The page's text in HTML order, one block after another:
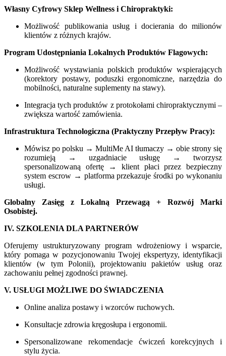
Własny Cyfrowy Sklep Wellness i Chiropraktyki:
Możliwość publikowania usług i docierania do milionów
klientów z różnych krajów.
Program Udostępniania Lokalnych Produktów Flagowych:
Możliwość wystawiania polskich produktów wspierających
(korektory postawy, poduszki ergonomiczne, narzędzia do
mobilności, naturalne suplementy na stawy).
Integracja tych produktów z protokołami chiropraktycznymi –
zwiększa wartość zamówienia.
Infrastruktura Technologiczna (Praktyczny Przepływ Pracy):
Mówisz po polsku → MultiMe AI tłumaczy → obie strony się
rozumieją → uzgadniacie usługę → tworzysz
spersonalizowaną ofertę → klient płaci przez bezpieczny
system escrow → platforma przekazuje środki po wykonaniu
usługi.
Globalny Zasięg z Lokalną Przewagą + Rozwój Marki
Osobistej.
IV. SZKOLENIA DLA PARTNERÓW
Oferujemy ustrukturyzowany program wdrożeniowy i wsparcie,
który pomaga w pozycjonowaniu Twojej ekspertyzy, identyfikacji
klientów (w tym Polonii), projektowaniu pakietów usług oraz
zachowaniu pełnej zgodności prawnej.
V. USŁUGI MOŻLIWE DO ŚWIADCZENIA
Online analiza postawy i wzorców ruchowych.
Konsultacje zdrowia kręgosłupa i ergonomii.
Spersonalizowane rekomendacje ćwiczeń korekcyjnych i
stylu życia.